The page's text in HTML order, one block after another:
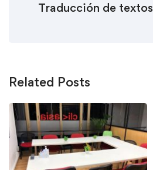
Traducción de
Related Posts